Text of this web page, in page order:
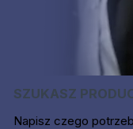
SZUKASZ
Napisz czego